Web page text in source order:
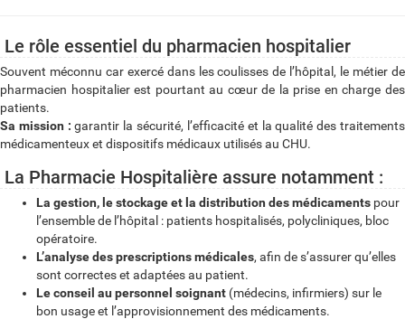
Le rôle essentiel du pharmacien hospitalier
Souvent méconnu car exercé dans les coulisses de l’hôpital, le métier de
pharmacien hospitalier est pourtant au cœur de la prise en charge des
patients.
Sa mission : garantir la sécurité, l’efficacité et la qualité des traitements
médicamenteux et dispositifs médicaux utilisés au CHU.
La Pharmacie Hospitalière assure notamment :
La gestion, le stockage et la distribution des médicaments pour
l’ensemble de l’hôpital : patients hospitalisés, polycliniques, bloc
opératoire.
L’analyse des prescriptions médicales, afin de s’assurer qu’elles
sont correctes et adaptées au patient.
Le conseil au personnel soignant (médecins, infirmiers) sur le
bon usage et l’approvisionnement des médicaments.